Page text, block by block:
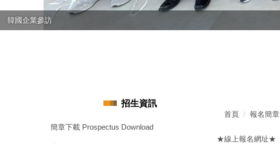
韓國企業參訪
招生資訊
簡章下載 Prospectus Download
首頁 報名簡章
★線上報名網址★